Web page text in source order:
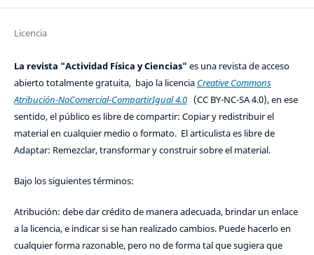
Licencia
La revista "Actividad Física y Ciencias" es una revista de acceso
abierto totalmente gratuita, bajo la licencia Creative Commons
Atribución-NoComercial-CompartirIgual 4.0(CC BY-NC-SA 4.0), en ese
sentido, el público es libre de compartir: Copiar y redistribuir el
material en cualquier medio o formato. El articulista es libre de
Adaptar: Remezclar, transformar y construir sobre el material.
Bajo los siguientes términos:
Atribución: debe dar crédito de manera adecuada, brindar un enlace
a la licencia, e indicar si se han realizado cambios. Puede hacerlo en
cualquier forma razonable, pero no de forma tal que sugiera que